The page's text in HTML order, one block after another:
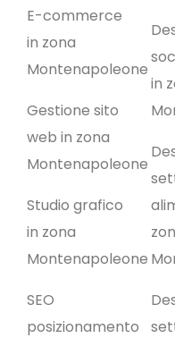
E-commerce
in zona
Montenapoleone
Gestione sito
web in zona
Montenapoleone
Studio grafico
in zona
Montenapoleone
SEO
posizionamento
in